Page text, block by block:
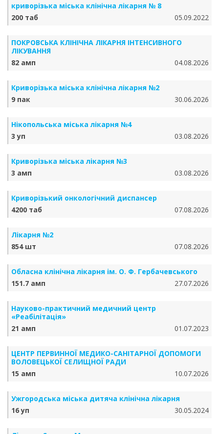
криворізька міська клінічна лікарня № 8
200 таб
05.09.2022
ПОКРОВСЬКА КЛІНІЧНА ЛІКАРНЯ ІНТЕНСИВНОГО
ЛІКУВАННЯ
82 амп
04.08.2026
Криворізька міська клінічна лікарня №2
9 пак
30.06.2026
Нікопольська міська лікарня №4
3 уп
03.08.2026
Криворізька міська лікарня №3
3 амп
03.08.2026
Криворізький онкологічний диспансер
4200 таб
07.08.2026
Лікарня №2
854 шт
07.08.2026
Обласна клінічна лікарня ім. О. Ф. Гербачевського
151.7 амп
27.07.2026
Науково-практичний медичний центр
«Реабілітація»
21 амп
01.07.2023
ЦЕНТР ПЕРВИННОЇ МЕДИКО-САНІТАРНОЇ ДОПОМОГИ
ВОЛОВЕЦЬКОЇ СЕЛИЩНОЇ РАДИ
15 амп
10.07.2026
Ужгородська міська дитяча клінічна лікарня
16 уп
30.05.2024